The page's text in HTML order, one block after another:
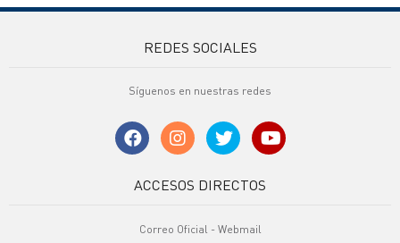
REDES SOCIALES
Síguenos en nuestras redes
ACCESOS DIRECTOS
Correo Oficial - Webmail